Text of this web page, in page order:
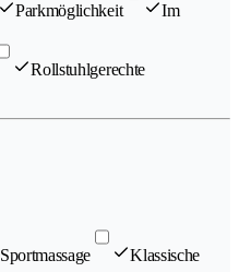
Parkmöglichkeit Im
Rollstuhlgerechte
Sportmassage Klassische